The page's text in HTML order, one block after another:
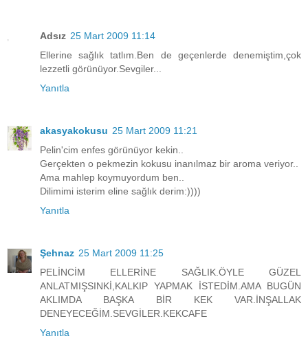
Adsız 25 Mart 2009 11:14
Ellerine sağlık tatlım.Ben de geçenlerde denemiştim,çok
lezzetli görünüyor.Sevgiler...
Yanıtla
akasyakokusu 25 Mart 2009 11:21
Pelin'cim enfes görünüyor kekin..
Gerçekten o pekmezin kokusu inanılmaz bir aroma veriyor..
Ama mahlep koymuyordum ben..
Dilimimi isterim eline sağlık derim:))))
Yanıtla
Şehnaz 25 Mart 2009 11:25
PELİNCİM ELLERİNE SAĞLIK.ÖYLE GÜZEL
ANLATMIŞSINKİ,KALKIP YAPMAK İSTEDİM.AMA BUGÜN
AKLIMDA BAŞKA BİR KEK VAR.İNŞALLAK
DENEYECEĞİM.SEVGİLER.KEKCAFE
Yanıtla